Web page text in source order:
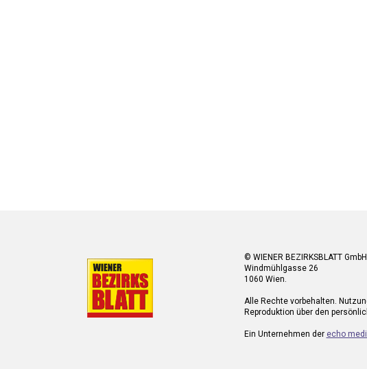
© WIENER BEZIRKSBLATT
Windmühlgasse 26
1060 Wien.
Alle Rechte vorbehalten.
Reproduktion über den
Ein Unternehmen der echo